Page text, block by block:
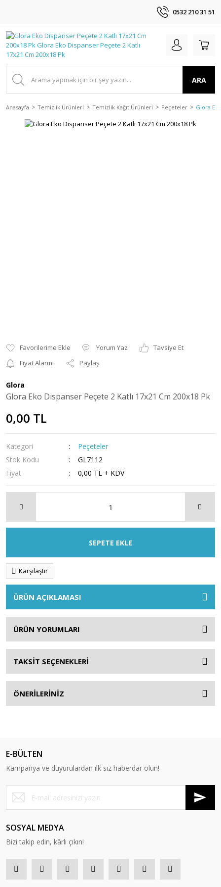
0532 210 31 51
ARA
Anasayfa Temizlik Ürünleri Temizlik Kağıt Ürünleri Peçeteler Glora
Yorum Yaz
Tavsiye Et
Fiyat Alarmı
Paylaş
Glora
Glora Eko Dispanser Peçete 2 Katlı 17x21 Cm 200x18 Pk
0,00 TL
Kategori
Peçeteler
Stok Kodu
GL7112
Fiyat
0,00 TL + KDV
SEPETE EKLE
Karşılaştır
ÜRÜN AÇIKLAMASI
ÜRÜN YORUMLARI
TAKSİT SEÇENEKLERİ
ÖNERİLERİNİZ
E-BÜLTEN
Kampanya ve duyurulardan ilk siz haberdar olun!
SOSYAL MEDYA
Bizi takip edin, kârlı çıkın!